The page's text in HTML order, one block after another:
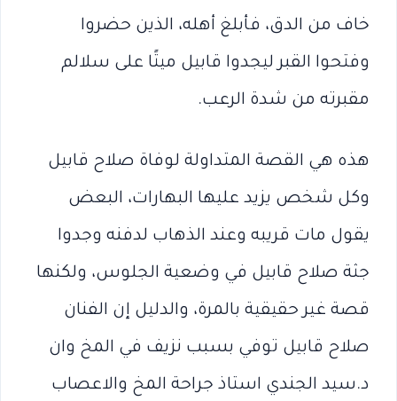
خاف من الدق، فأبلغ أهله، الذين حضروا
وفتحوا القبر ليجدوا قابيل ميتًا على سلالم
مقبرته من شدة الرعب.
هذه هي القصة المتداولة لوفاة صلاح قابيل
وكل شخص يزيد عليها البهارات، البعض
يقول مات قريبه وعند الذهاب لدفنه وجدوا
جثة صلاح قابيل في وضعية الجلوس، ولكنها
قصة غير حقيقية بالمرة، والدليل إن الفنان
صلاح قابيل توفي بسبب نزيف في المخ وان
د.سيد الجندي استاذ جراحة المخ والاعصاب